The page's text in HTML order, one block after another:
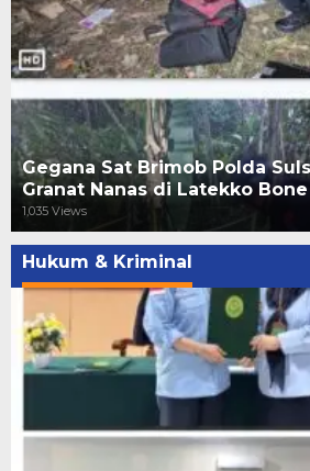
Gegana Sat Brimob Polda
Granat Nanas di Latekko Bone
1,035 Views
Hukum & Kriminal